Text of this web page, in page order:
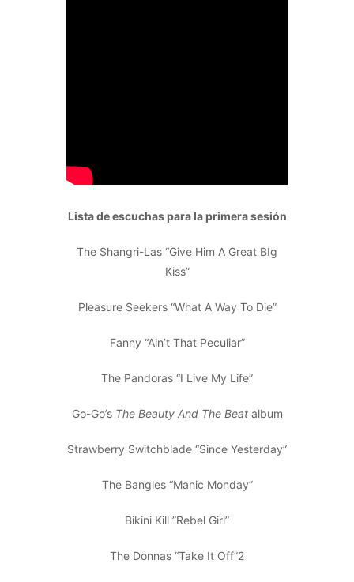
Lista de escuchas para la primera sesión
The Shangri-Las “Give Him A Great BIg
Kiss”
Pleasure Seekers “What A Way To Die”
Fanny “Ain’t That Peculiar”
The Pandoras “I Live My Life”
Go-Go’s The Beauty And The Beat album
Strawberry Switchblade “Since Yesterday”
The Bangles “Manic Monday”
Bikini Kill ”Rebel Girl”
The Donnas “Take It Off”2